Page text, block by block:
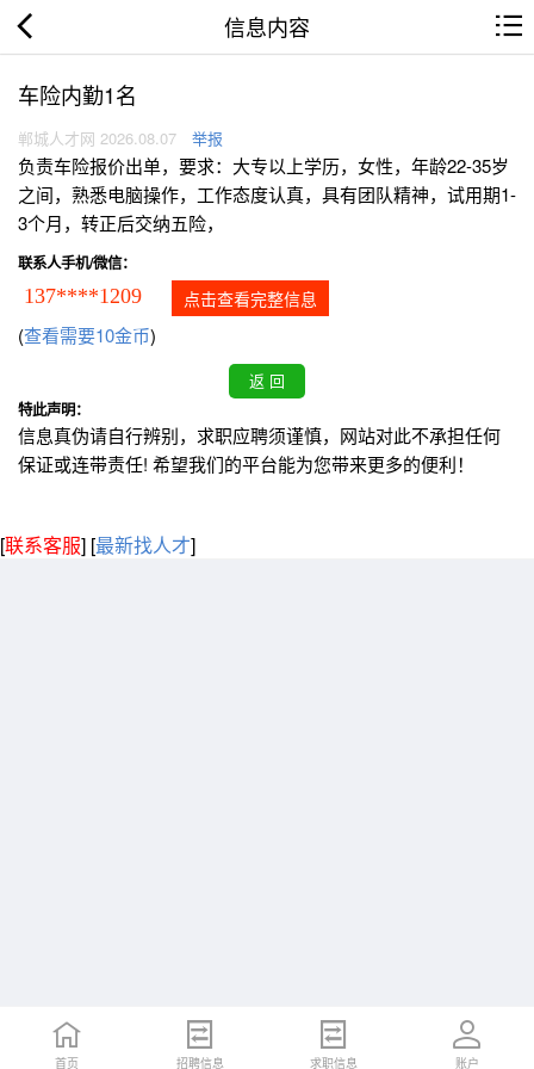
信息内容
车险内勤1名
郸城人才网 2026.08.07 举报
负责车险报价出单，要求：大专以上学历，女性，年龄22-35岁
之间，熟悉电脑操作，工作态度认真，具有团队精神，试用期1-
3个月，转正后交纳五险，
联系人手机/微信：
137****1209 点击查看完整信息
(查看需要10金币)
特此声明：
信息真伪请自行辨别，求职应聘须谨慎，网站对此不承担任何
保证或连带责任! 希望我们的平台能为您带来更多的便利！
[联系客服] [最新找人才]
首页 招聘信息 求职信息 账户